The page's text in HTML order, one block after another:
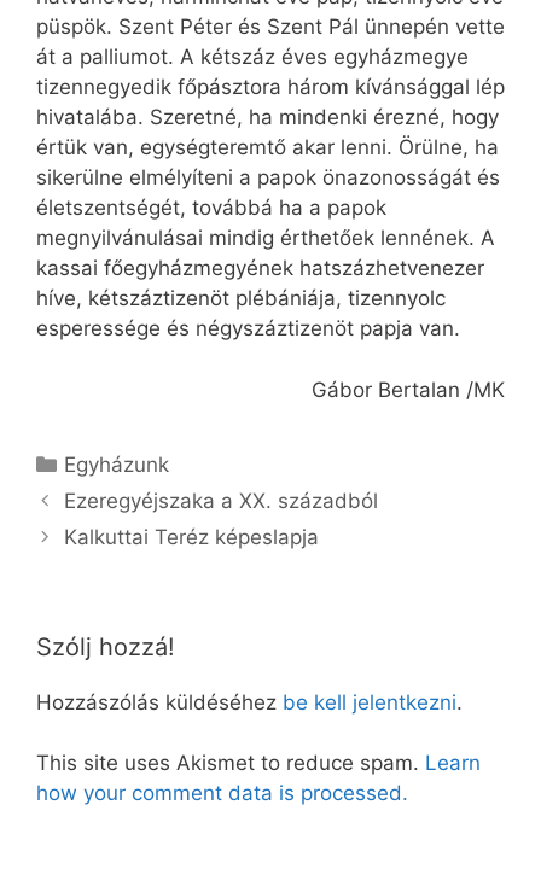
püspök. Szent Péter és Szent Pál ünnepén vette
át a palliumot. A kétszáz éves egyházmegye
tizennegyedik főpásztora három kívánsággal lép
hivatalába. Szeretné, ha mindenki érezné, hogy
értük van, egységteremtő akar lenni. Örülne, ha
sikerülne elmélyíteni a papok önazonosságát és
életszentségét, továbbá ha a papok
megnyilvánulásai mindig érthetőek lennének. A
kassai főegyházmegyének hatszázhetvenezer
híve, kétszáztizenöt plébániája, tizennyolc
esperessége és négyszáztizenöt papja van.
Gábor Bertalan /MK
Kategória
Egyházunk
Ezeregyéjszaka a XX. századból
Kalkuttai Teréz képeslapja
Szólj hozzá!
Hozzászólás küldéséhez be kell jelentkezni.
This site uses Akismet to reduce spam. Learn
how your comment data is processed.